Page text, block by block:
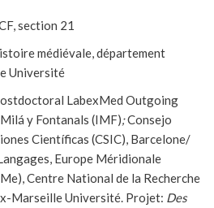
section 21
médiévale, département
Université
LabexMed Outgoing
y Fontanals (IMF);Consejo
Científicas (CSIC), Barcelone/
Europe Méridionale
Centre National de la Recherche
Marseille Université. Projet: Des